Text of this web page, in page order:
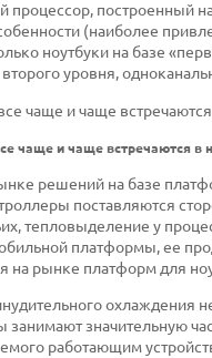
построенный
(наиболее
ноутбуки на базе
уровня,
чаще и чаще встречаются в
решений на базе
поставляются
тепловыделение у
платформы, ее
на рынке платформ для
охлаждения
значительную
работающим